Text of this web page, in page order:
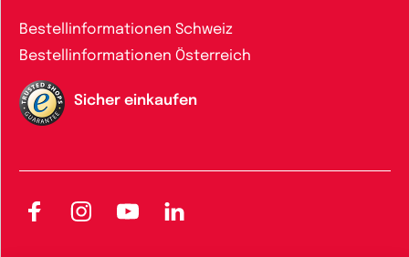
Bestellinformationen Schweiz
Bestellinformationen Österreich
Sicher einkaufen
FacebookInstagramYouTubeLinkedIn